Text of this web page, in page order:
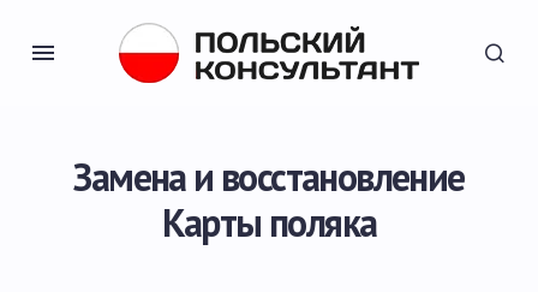
Замена и восстановление
Карты поляка